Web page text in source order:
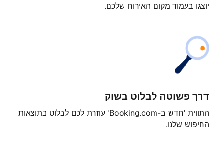
יוצגו בעמוד מקום האירוח שלכם.
דרך פשוטה לבלוט בשוק
התווית 'חדש ב-Booking.com' עוזרת לכם לבלוט בתוצאות
החיפוש שלנו.